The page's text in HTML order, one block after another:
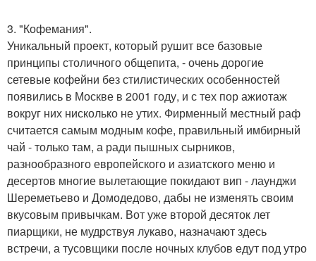
3. "Кофемания".
Уникальный проект, который рушит все базовые
принципы столичного общепита, - очень дорогие
сетевые кофейни без стилистических особенностей
появились в Москве в 2001 году, и с тех пор ажиотаж
вокруг них нисколько не утих. Фирменный местный раф
считается самым модным кофе, правильный имбирный
чай - только там, а ради пышных сырников,
разнообразного европейского и азиатского меню и
десертов многие вылетающие покидают вип - лаунджи
Шереметьево и Домодедово, дабы не изменять своим
вкусовым привычкам. Вот уже второй десяток лет
пиарщики, не мудрствуя лукаво, назначают здесь
встречи, а тусовщики после ночных клубов едут под утро